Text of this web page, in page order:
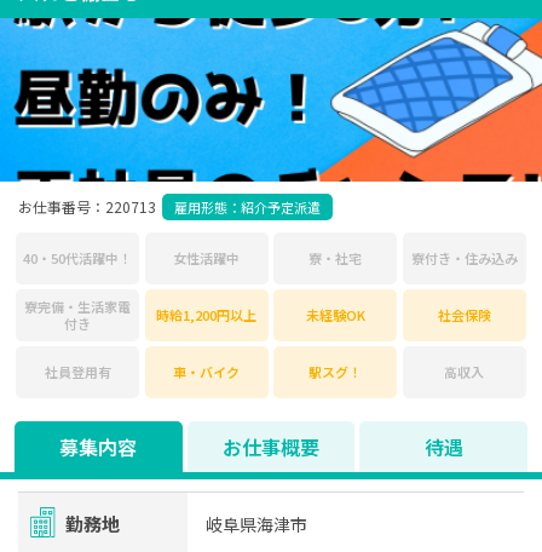
お仕事番号：220713 雇用形態：紹介予定派遣
40・50代活躍中！ 女性活躍中 寮・社宅 寮付き・住み込み
寮完備・生活家電
付き
時給1,200円以上 未経験OK 社会保険
社員登用有 車・バイク 駅スグ！ 高収入
募集内容 お仕事概要 待遇
勤務地 岐阜県海津市